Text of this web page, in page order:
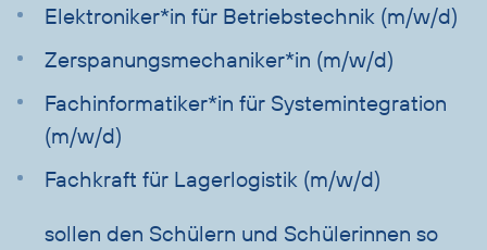
Elektroniker*in für Betriebstechnik (m/w/d)
Zerspanungsmechaniker*in (m/w/d)
Fachinformatiker*in für Systemintegration
(m/w/d)
Fachkraft für Lagerlogistik (m/w/d)
sollen den Schülern und Schülerinnen so